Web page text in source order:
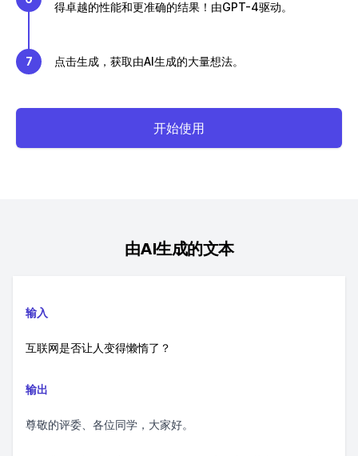
得卓越的性能和更准确的结果！由GPT-4驱动。
7 点击生成，获取由AI生成的大量想法。
开始使用
由AI生成的文本
输入
互联网是否让人变得懒惰了？
输出
尊敬的评委、各位同学，大家好。